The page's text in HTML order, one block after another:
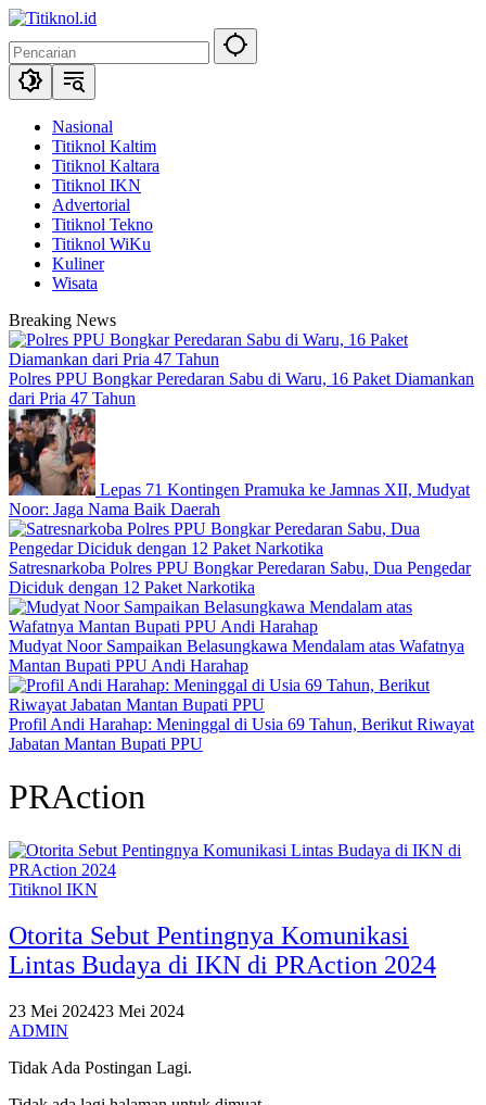
Langsung
konten
Nasional
Titiknol Kaltim
Titiknol Kaltara
Titiknol IKN
Advertorial
Titiknol Tekno
Titiknol WiKu
Kuliner
Wisata
Breaking News
Polres PPU Bongkar Peredaran Sabu di Waru, 16 Paket Diamankan
dari Pria 47 Tahun
Lepas 71 Kontingen Pramuka ke Jamnas XII, Mudyat
Noor: Jaga Nama Baik Daerah
Satresnarkoba Polres PPU Bongkar Peredaran Sabu, Dua Pengedar
Diciduk dengan 12 Paket Narkotika
Mudyat Noor Sampaikan Belasungkawa Mendalam atas Wafatnya
Mantan Bupati PPU Andi Harahap
Profil Andi Harahap: Meninggal di Usia 69 Tahun, Berikut Riwayat
Jabatan Mantan Bupati PPU
PRAction
Titiknol IKN
Otorita Sebut Pentingnya Komunikasi
Lintas Budaya di IKN di PRAction 2024
23 Mei 202423 Mei 2024
ADMIN
Tidak Ada Postingan Lagi.